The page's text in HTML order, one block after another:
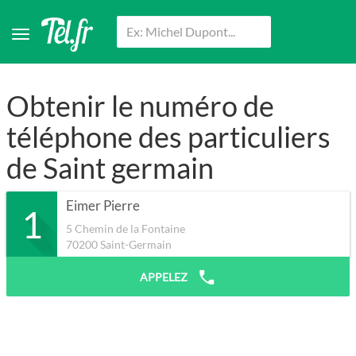
Obtenir le numéro de
téléphone des particuliers
de Saint germain
1 Eimer Pierre
5 Chemin de la Fontaine
70200Saint-Germain
APPELEZ